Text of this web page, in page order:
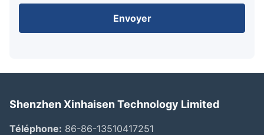
Envoyer
Shenzhen Xinhaisen Technology Limited
Téléphone: 86-86-13510417251